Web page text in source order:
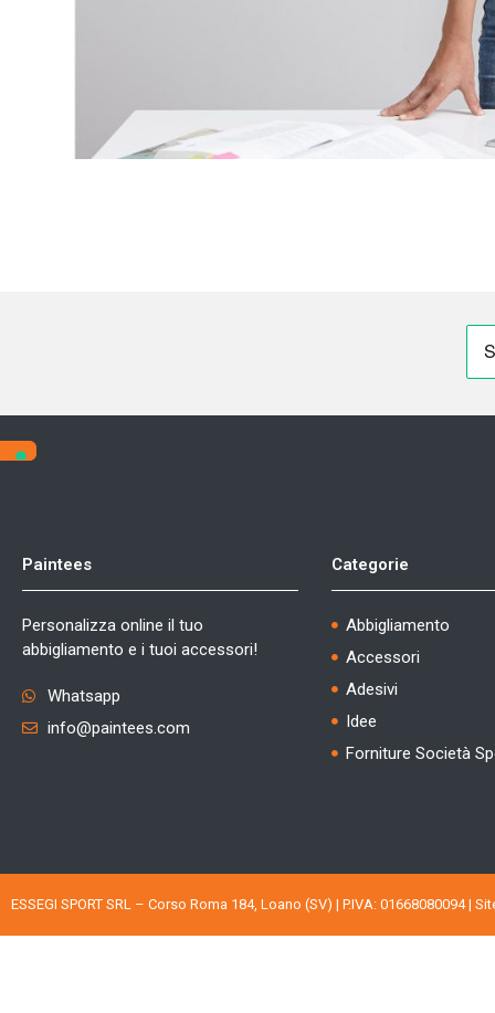
Paintees
Personalizza online il tuo
abbigliamento e i tuoi accessori!
Whatsapp
info@paintees.com
Categorie
Abbigliamento
Accessori
Adesivi
Idee
Forniture Società
ESSEGI SPORT SRL – Corso Roma 184, Loano (SV) | P.IVA: 01668080094 |